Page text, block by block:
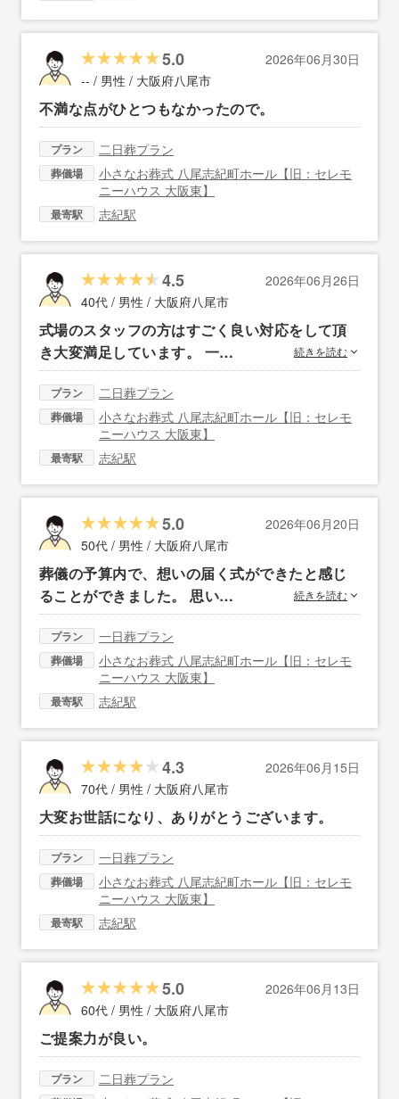
5.0
2026年06月30日
-- / 男性 / 大阪府八尾市
不満な点がひとつもなかったので。
プラン 二日葬プラン
葬儀場
小さなお葬式 八尾志紀町ホール【旧：セレモ
ニーハウス 大阪東】
最寄駅 志紀駅
4.5
2026年06月26日
40代 / 男性 / 大阪府八尾市
式場のスタッフの方はすごく良い対応をして頂
き大変満足しています。 一…
続きを読む
プラン 二日葬プラン
葬儀場
小さなお葬式 八尾志紀町ホール【旧：セレモ
ニーハウス 大阪東】
最寄駅 志紀駅
5.0
2026年06月20日
50代 / 男性 / 大阪府八尾市
葬儀の予算内で、想いの届く式ができたと感じ
ることができました。 思い…
続きを読む
プラン 一日葬プラン
葬儀場
小さなお葬式 八尾志紀町ホール【旧：セレモ
ニーハウス 大阪東】
最寄駅 志紀駅
4.3
2026年06月15日
70代 / 男性 / 大阪府八尾市
大変お世話になり、ありがとうございます。
プラン 一日葬プラン
葬儀場
小さなお葬式 八尾志紀町ホール【旧：セレモ
ニーハウス 大阪東】
最寄駅 志紀駅
5.0
2026年06月13日
60代 / 男性 / 大阪府八尾市
ご提案力が良い。
プラン 二日葬プラン